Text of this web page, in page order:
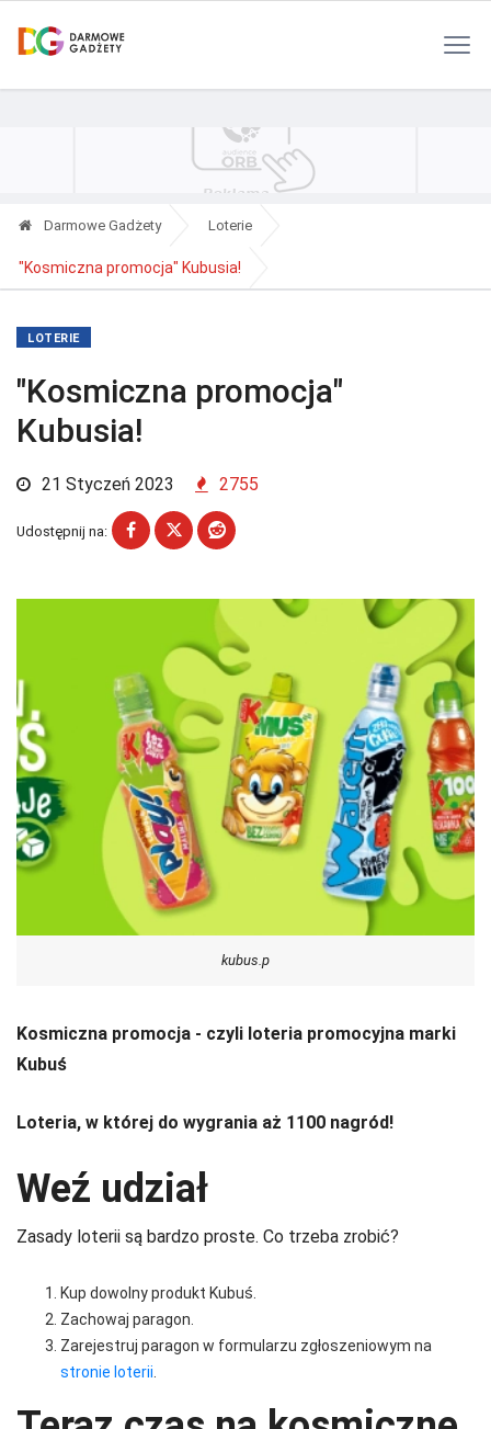
Darmowe Gadżety Loterie
"Kosmiczna promocja" Kubusia!
LOTERIE
"Kosmiczna promocja"
Kubusia!
21 Styczeń 2023 2755
Udostępnij na:
kubus.p
Kosmiczna promocja - czyli loteria promocyjna marki
Kubuś
Loteria, w której do wygrania aż 1100 nagród!
Weź udział
Zasady loterii są bardzo proste. Co trzeba zrobić?
Kup dowolny produkt Kubuś.
Zachowaj paragon.
Zarejestruj paragon w formularzu zgłoszeniowym na
stronie loterii